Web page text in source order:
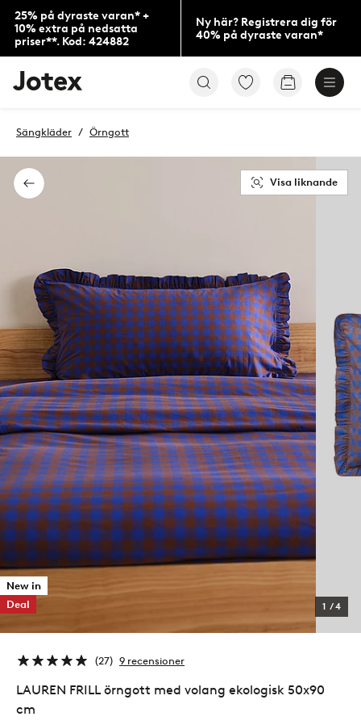
25% på dyraste varan* +
10% extra på nedsatta
priser**. Kod: 424882
Ny här? Registrera dig för
40% på dyraste varan*
Jotex
logotyp
till
Gå
Gå
Tillbaka
Sängkläder Örngott
New in
Deal
1 /4
Visa liknande
27 9 recensioner
LAUREN FRILL örngott med volang ekologisk 50x90
cm